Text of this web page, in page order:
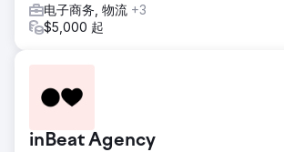
电子商务, 物流 +3
$5,000 起
inBeat Agency